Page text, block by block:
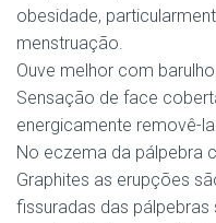
obesidade,
menstruação.
Ouve melhor com
Sensação de face
energicamente removê-
No eczema da pálpebra
Graphites as erupções
fissuradas das